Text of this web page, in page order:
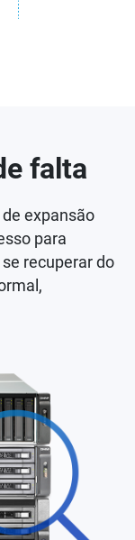
falta
expansão
para
recuperar do